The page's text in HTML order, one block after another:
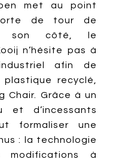
met au point
sorte de tour de
son côté, le
n’hésite pas à
afin de
recyclé,
Chair. Grâce à un
d’incessants
formaliser une
: la technologie
modifications à